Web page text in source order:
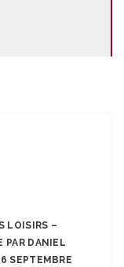
LOISIRS –
PAR DANIEL
SEPTEMBRE